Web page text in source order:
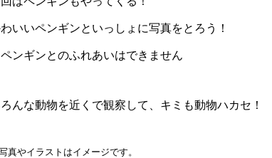
いいペンギンといっしょに写真をとろう！
ンギンとのふれあいはできません
んな動物を近くで観察して、キミも動物ハカセ！
真やイラストはイメージです。